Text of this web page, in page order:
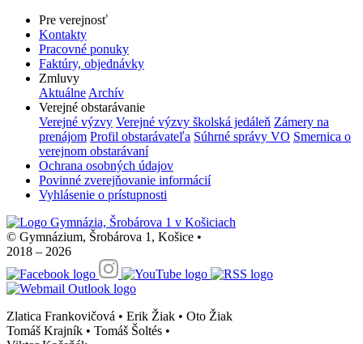
Pre verejnosť
Kontakty
Pracovné ponuky
Faktúry, objednávky
Zmluvy
Aktuálne Archív
Verejné obstarávanie
Verejné výzvy Verejné výzvy školská jedáleň Zámery na
prenájom Profil obstarávateľa Súhrné správy VO Smernica o
verejnom obstarávaní
Ochrana osobných údajov
Povinné zverejňovanie informácií
Vyhlásenie o prístupnosti
© Gymnázium, Šrobárova 1, Košice •
2018 – 2026
Zlatica Frankovičová • Erik Žiak • Oto Žiak
Tomáš Krajník • Tomáš Šoltés •